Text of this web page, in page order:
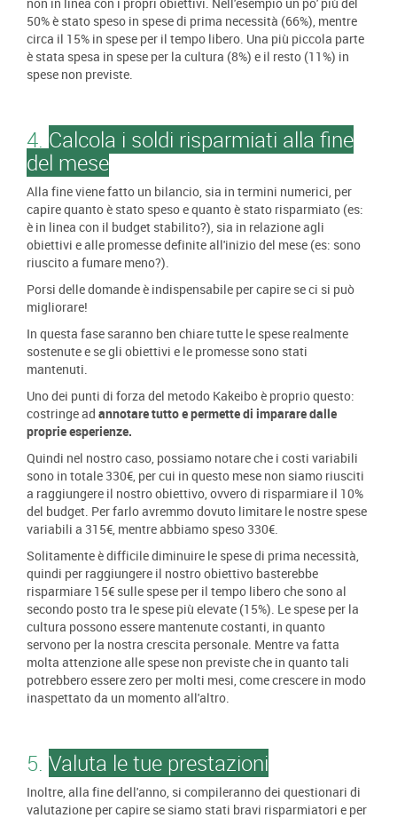
50% è stato speso in spese di prima necessità (66%), mentre
circa il 15% in spese per il tempo libero. Una più piccola parte
è stata spesa in spese per la cultura (8%) e il resto (11%) in
spese non previste.
4. Calcola i soldi risparmiati alla fine
del mese
Alla fine viene fatto un bilancio, sia in termini numerici, per
capire quanto è stato speso e quanto è stato risparmiato (es:
è in linea con il budget stabilito?), sia in relazione agli
obiettivi e alle promesse definite all'inizio del mese (es: sono
riuscito a fumare meno?).
Porsi delle domande è indispensabile per capire se ci si può
migliorare!
In questa fase saranno ben chiare tutte le spese realmente
sostenute e se gli obiettivi e le promesse sono stati
mantenuti.
Uno dei punti di forza del metodo Kakeibo è proprio questo:
costringe ad annotare tutto e permette di imparare dalle
proprie esperienze.
Quindi nel nostro caso, possiamo notare che i costi variabili
sono in totale 330€, per cui in questo mese non siamo riusciti
a raggiungere il nostro obiettivo, ovvero di risparmiare il 10%
del budget. Per farlo avremmo dovuto limitare le nostre spese
variabili a 315€, mentre abbiamo speso 330€.
Solitamente è difficile diminuire le spese di prima necessità,
quindi per raggiungere il nostro obiettivo basterebbe
risparmiare 15€ sulle spese per il tempo libero che sono al
secondo posto tra le spese più elevate (15%). Le spese per la
cultura possono essere mantenute costanti, in quanto
servono per la nostra crescita personale. Mentre va fatta
molta attenzione alle spese non previste che in quanto tali
potrebbero essere zero per molti mesi, come crescere in modo
inaspettato da un momento all'altro.
5. Valuta le tue prestazioni
Inoltre, alla fine dell'anno, si compileranno dei questionari di
valutazione per capire se siamo stati bravi risparmiatori e per